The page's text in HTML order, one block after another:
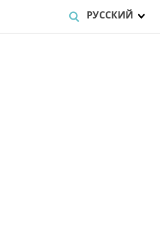
РУССКИЙ